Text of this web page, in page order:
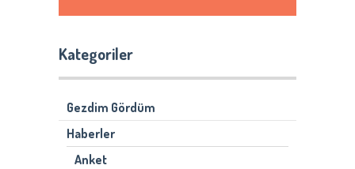
Kategoriler
Gezdim Gördüm
Haberler
Anket